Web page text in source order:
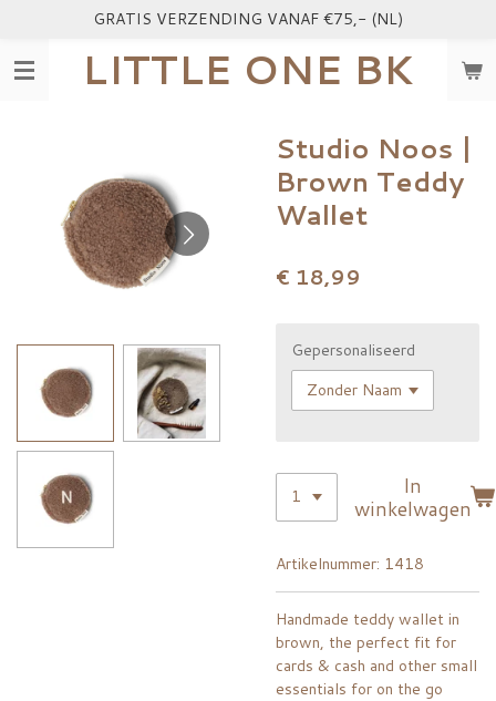
naar
LITTLE ONE BK
GRATIS VERZENDING VANAF €75,- (NL)
Studio Noos |
Brown Teddy
Wallet
€ 18,99
Gepersonaliseerd
In
winkelwagen
Artikelnummer: 1418
Handmade teddy wallet in
brown, the perfect fit for
cards & cash and other small
essentials for on the go